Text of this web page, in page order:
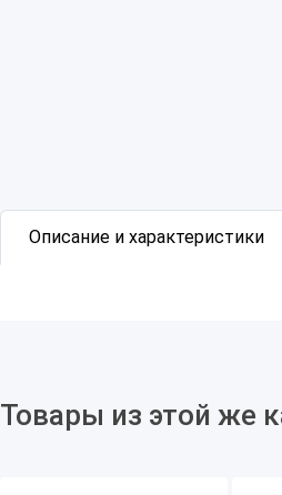
Описание и характеристики
Товары из этой же